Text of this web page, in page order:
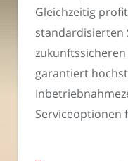
Gleichzeitig
standardisierten
garantiert
Serviceoptionen